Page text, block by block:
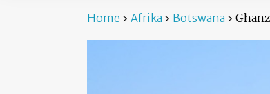
Home › Afrika › Botswana ›